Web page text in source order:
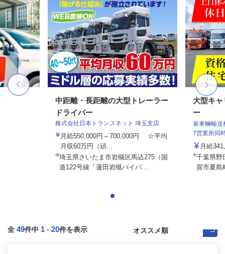
中距離・長距離の大型トレーラー
ドライバー
株式会社日本トランスネット 埼玉支店
月給550,000円～700,000円 ☆平均
月収60万円（頑...
埼玉県さいたま市岩槻区馬込275（国
道122号線「蓮田岩槻バイパ...
大型キ
ー
泉車輛輸
7営業所同
月給
千葉県野
賀市夏島
全 49件中 1 - 20件を表示